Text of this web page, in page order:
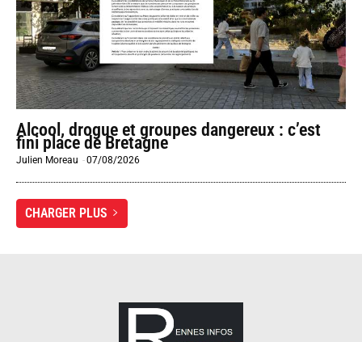
Alcool, drogue et groupes dangereux : c’est
fini place de Bretagne
Julien Moreau -07/08/2026
CHARGER PLUS